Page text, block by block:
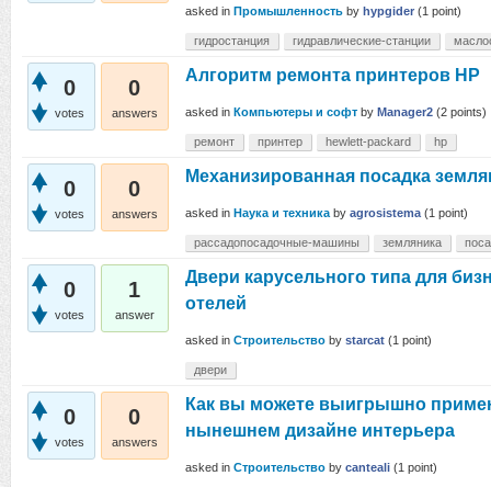
asked in Промышленность by hypgider (1 point)
гидростанция гидравлические-станции
0
votes
0
answers
Алгоритм ремонта принтеров HP
asked in Компьютеры и софт by Manager2 (2 points)
ремонт принтер hewlett-packard hp
0
votes
0
answers
Механизированная посадка
asked in Наука и техника by agrosistema (1 point)
рассадопосадочные-машины земляника
0
votes
1
answer
Двери карусельного типа для
отелей
asked in Строительство by starcat (1 point)
двери
0
votes
0
answers
Как вы можете выигрышно
нынешнем дизайне интерьера
asked in Строительство by canteali (1 point)